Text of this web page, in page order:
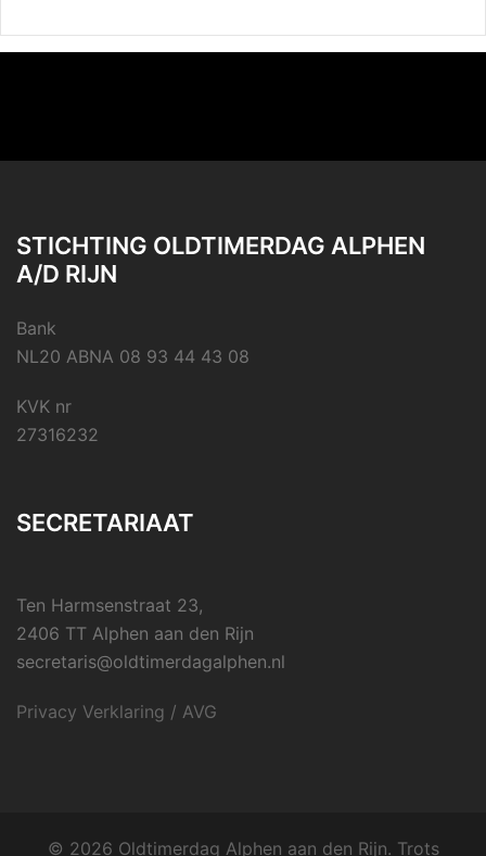
STICHTING OLDTIMERDAG ALPHEN
A/D RIJN
Bank
NL20 ABNA 08 93 44 43 08
KVK nr
27316232
SECRETARIAAT
Ten Harmsenstraat 23,
2406 TT Alphen aan den Rijn
secretaris@oldtimerdagalphen.nl
Privacy Verklaring / AVG
© 2026 Oldtimerdag Alphen aan den Rijn. Trots